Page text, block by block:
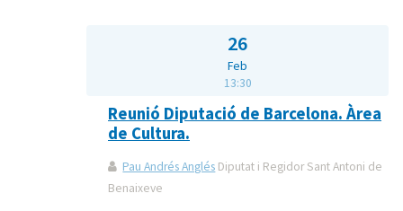
26
Feb
13:30
Reunió Diputació de Barcelona. Àrea
de Cultura.
Pau Andrés Anglés Diputat i Regidor Sant Antoni de
Benaixeve